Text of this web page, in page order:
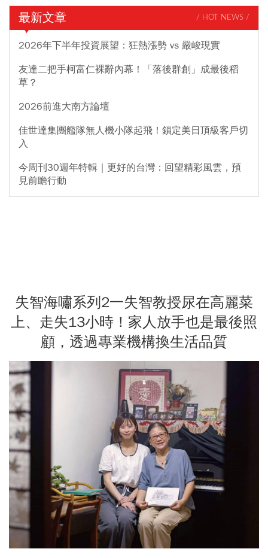
最新文章 / HOT NEWS /
2026年下半年投資展望：狂熱漲勢 vs 嚴峻現實
友達二把手柯富仁裸辭內幕！「落後群創」成最後稻
草？
2026前進大南方論壇
佳世達集團艦隊無人機小隊起飛！鎖定美日頂級客戶切
入
今周刊30週年特輯｜更好的台灣：回望精彩風雲，預
見前瞻行動
失智海嘯系列2一失智教授尿在高麗菜
上、走失13小時！家人放手也是最後照
顧，透過專業機構換生活品質